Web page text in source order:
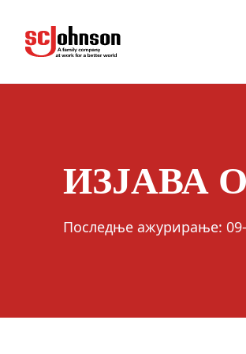
(Opens in a new tab)
ИЗЈАВА
Последње ажурирање: